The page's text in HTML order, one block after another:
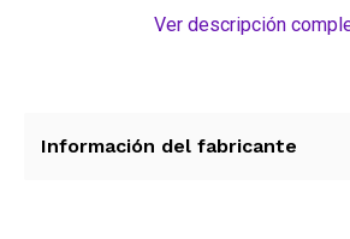
las deformaciones. Incorporan
Ver descripción
Información del fabricante